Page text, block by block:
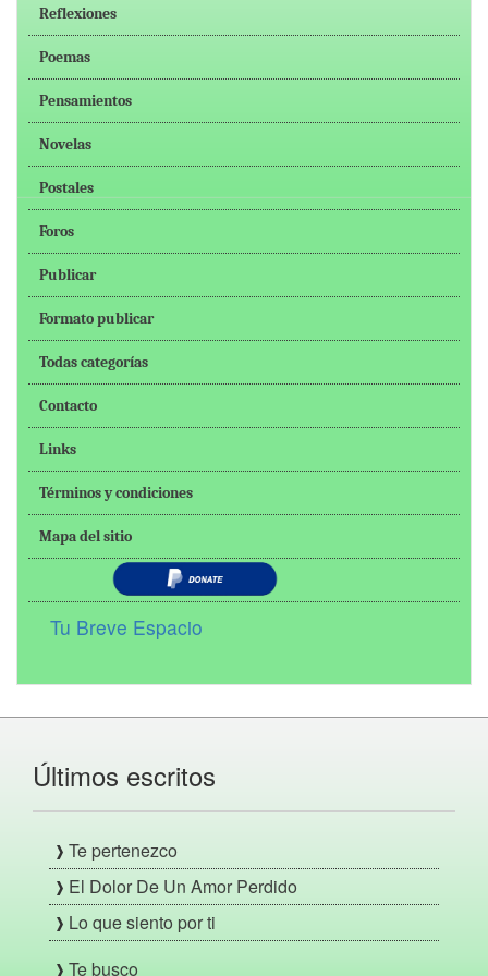
Reflexiones
Poemas
Pensamientos
Novelas
Postales
Foros
Publicar
Formato publicar
Todas categorías
Contacto
Links
Términos y condiciones
Mapa del sitio
Tu Breve Espacio
Últimos escritos
Te pertenezco
El Dolor De Un Amor Perdido
Lo que siento por ti
Te busco